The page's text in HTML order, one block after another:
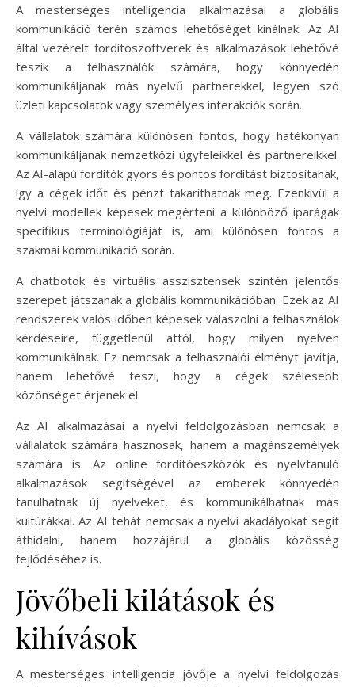
A mesterséges intelligencia alkalmazásai a globális
kommunikáció terén számos lehetőséget kínálnak. Az AI
által vezérelt fordítószoftverek és alkalmazások lehetővé
teszik a felhasználók számára, hogy könnyedén
kommunikáljanak más nyelvű partnerekkel, legyen szó
üzleti kapcsolatok vagy személyes interakciók során.
A vállalatok számára különösen fontos, hogy hatékonyan
kommunikáljanak nemzetközi ügyfeleikkel és partnereikkel.
Az AI-alapú fordítók gyors és pontos fordítást biztosítanak,
így a cégek időt és pénzt takaríthatnak meg. Ezenkívül a
nyelvi modellek képesek megérteni a különböző iparágak
specifikus terminológiáját is, ami különösen fontos a
szakmai kommunikáció során.
A chatbotok és virtuális asszisztensek szintén jelentős
szerepet játszanak a globális kommunikációban. Ezek az AI
rendszerek valós időben képesek válaszolni a felhasználók
kérdéseire, függetlenül attól, hogy milyen nyelven
kommunikálnak. Ez nemcsak a felhasználói élményt javítja,
hanem lehetővé teszi, hogy a cégek szélesebb
közönséget érjenek el.
Az AI alkalmazásai a nyelvi feldolgozásban nemcsak a
vállalatok számára hasznosak, hanem a magánszemélyek
számára is. Az online fordítóeszközök és nyelvtanuló
alkalmazások segítségével az emberek könnyedén
tanulhatnak új nyelveket, és kommunikálhatnak más
kultúrákkal. Az AI tehát nemcsak a nyelvi akadályokat segít
áthidalni, hanem hozzájárul a globális közösség
fejlődéséhez is.
Jövőbeli kilátások és
kihívások
A mesterséges intelligencia jövője a nyelvi feldolgozás